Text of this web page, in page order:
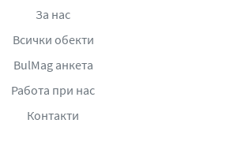
За нас
Всички обекти
BulMag анкета
Работа при нас
Контакти